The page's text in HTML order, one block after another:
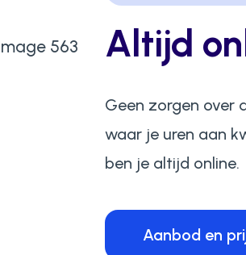
Altijd
Geen zorgen over
waar je uren aan
ben je altijd online.
Aanbod en